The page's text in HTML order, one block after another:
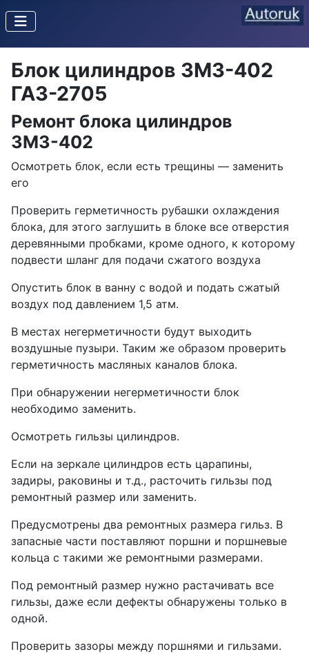
Блок цилиндров ЗМЗ-402
ГАЗ-2705
Ремонт блока цилиндров
ЗМЗ-402
Осмотреть блок, если есть трещины — заменить
его
Проверить герметичность рубашки охлаждения
блока, для этого заглушить в блоке все отверстия
деревянными пробками, кроме одного, к которому
подвести шланг для подачи сжатого воздуха
Опустить блок в ванну с водой и подать сжатый
воздух под давлением 1,5 атм.
В местах негерметичности будут выходить
воздушные пузыри. Таким же образом проверить
герметичность масляных каналов блока.
При обнаружении негерметичности блок
необходимо заменить.
Осмотреть гильзы цилиндров.
Если на зеркале цилиндров есть царапины,
задиры, раковины и т.д., расточить гильзы под
ремонтный размер или заменить.
Предусмотрены два ремонтных размера гильз. В
запасные части поставляют поршни и поршневые
кольца с такими же ремонтными размерами.
Под ремонтный размер нужно растачивать все
гильзы, даже если дефекты обнаружены только в
одной.
Проверить зазоры между поршнями и гильзами.